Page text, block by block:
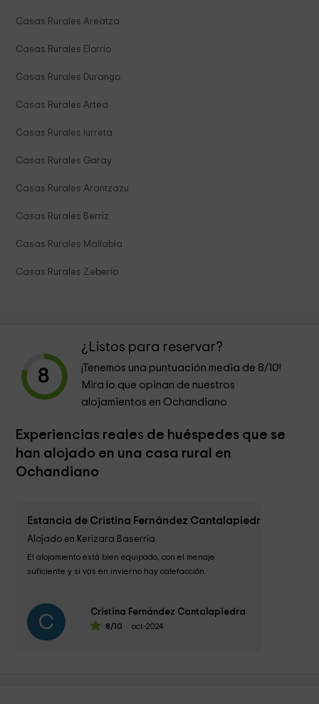
Casas Rurales Areatza
Casas Rurales Elorrio
Casas Rurales Durango
Casas Rurales Artea
Casas Rurales Iurreta
Casas Rurales Garay
Casas Rurales Arantzazu
Casas Rurales Berriz
Casas Rurales Mallabia
Casas Rurales Zeberio
8
¿Listos para reservar?
¡Tenemos una puntuación media de 8/10!
Mira lo que opinan de nuestros
alojamientos en Ochandiano
Experiencias reales de huéspedes que se
han alojado en una casa rural en
Ochandiano
Estancia de Cristina Fernández Cantalapiedra
Alojado en Kerizara Baserria
El alojamiento está bien equipado, con el menaje
suficiente y si vas en invierno hay calefacción.
le... C Cristina Fernández Cantalapiedra
8/10 oct-2024